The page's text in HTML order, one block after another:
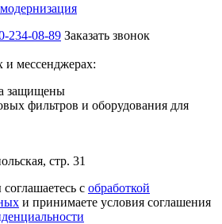
234-08-89 Заказать звонок
мессенджерах:
защищены
фильтров и оборудования для
стр. 31
с обработкой
и принимаете условия соглашения